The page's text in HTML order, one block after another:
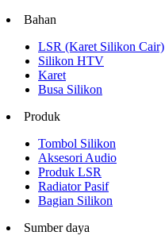
Bahan
LSR (Karet Silikon Cair)
Silikon HTV
Karet
Busa Silikon
Produk
Tombol Silikon
Aksesori Audio
Produk LSR
Radiator Pasif
Bagian Silikon
Sumber daya